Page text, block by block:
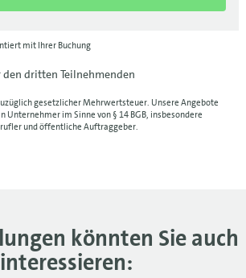
2.590 €
LEI
2.590 €
BLN
2.590 €
mit Ihrer Buchung
dritten Teilnehmenden
gesetzlicher Mehrwertsteuer. Unsere Angebote
Unternehmer im Sinne von § 14 BGB, insbesondere
und öffentliche Auftraggeber.
könnten Sie auch
interessieren: